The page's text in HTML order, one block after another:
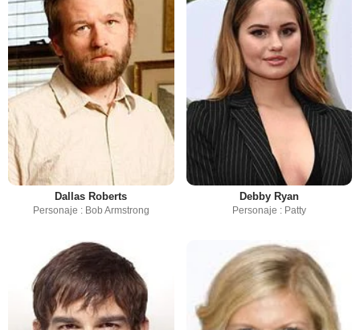
Dallas Roberts
Personaje : Bob Armstrong
Debby Ryan
Personaje : Patty